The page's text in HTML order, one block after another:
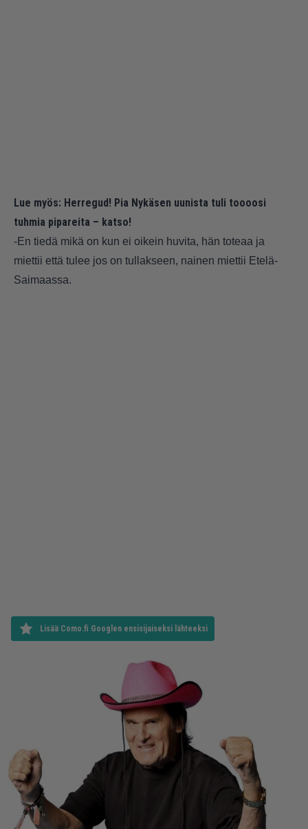
Lue myös: Herregud! Pia Nykäsen uunista tuli toooosi
tuhmia pipareita – katso!
-En tiedä mikä on kun ei oikein huvita, hän toteaa ja
miettii että tulee jos on tullakseen, nainen miettii Etelä-
Saimaassa.
Lisää Como.fi Googlen ensisijaiseksi lähteeksi